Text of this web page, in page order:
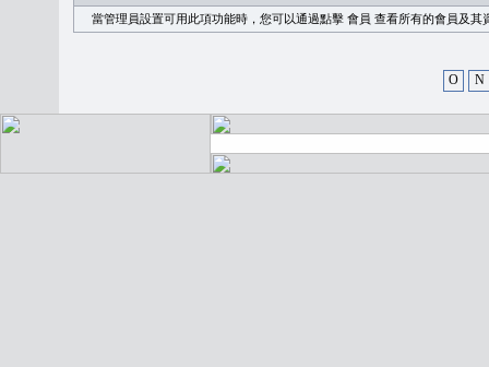
當管理員設置可用此項功能時，您可以通過點擊 會員 查看所有的會員及其
O N